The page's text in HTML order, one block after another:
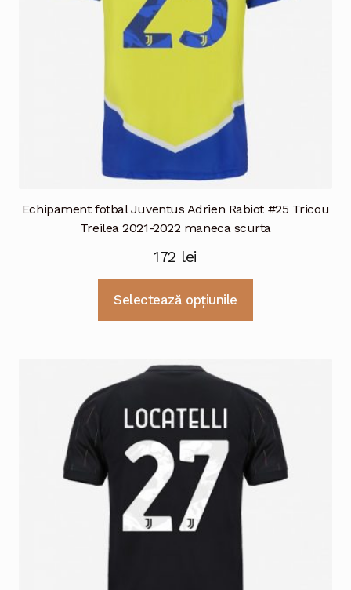
Echipament fotbal Juventus Adrien Rabiot #25 Tricou
Treilea 2021-2022 maneca scurta
172 lei
Selectează opțiunile
variații.
Opțiunile
pot
fi
alese